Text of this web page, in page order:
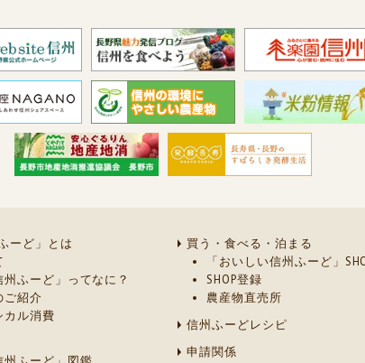
ーど」とは
州ふーど」ってなに？
ご紹介
カル消費
買う・食べる・泊まる
「おいしい信州ふーど」
SHOP登録
農産物直売所
信州ふーどレシピ
申請関係